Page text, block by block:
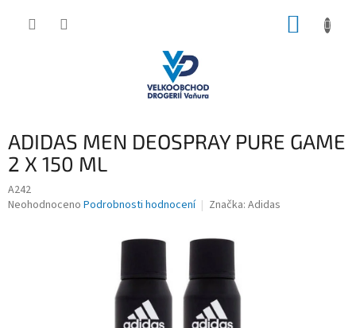
ADIDAS MEN DEOSPRAY PURE GAME
2 X 150 ML
A242
Průměrné
Neohodnoceno Podrobnosti hodnocení Značka: Adidas